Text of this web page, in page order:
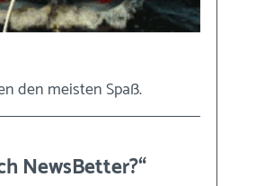
den meisten Spaß.
NewsBetter?“